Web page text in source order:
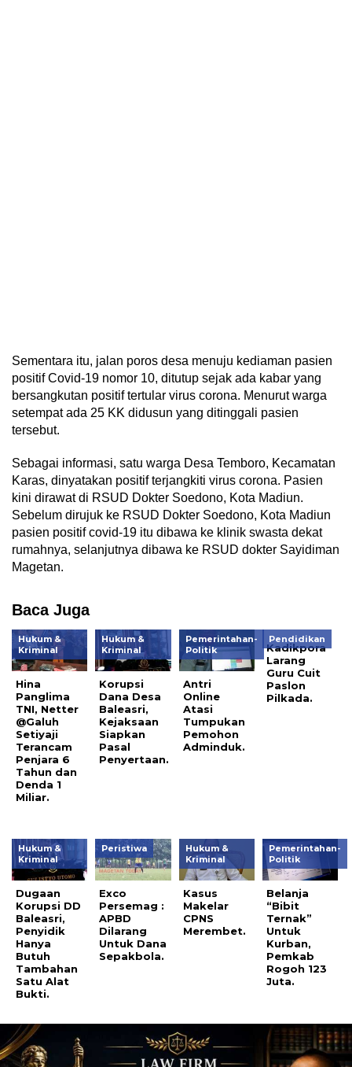
Sementara itu, jalan poros desa menuju kediaman pasien
positif Covid-19 nomor 10, ditutup sejak ada kabar yang
bersangkutan positif tertular virus corona. Menurut warga
setempat ada 25 KK didusun yang ditinggali pasien
tersebut.
Sebagai informasi, satu warga Desa Temboro, Kecamatan
Karas, dinyatakan positif terjangkiti virus corona. Pasien
kini dirawat di RSUD Dokter Soedono, Kota Madiun.
Sebelum dirujuk ke RSUD Dokter Soedono, Kota Madiun
pasien positif covid-19 itu dibawa ke klinik swasta dekat
rumahnya, selanjutnya dibawa ke RSUD dokter Sayidiman
Magetan.
Baca Juga
Hukum &
Kriminal
Hina
Panglima
TNI, Netter
@Galuh
Setiyaji
Terancam
Penjara 6
Tahun dan
Denda 1
Miliar.
Hukum &
Kriminal
Korupsi
Dana Desa
Baleasri,
Kejaksaan
Siapkan
Pasal
Penyertaan.
Pemerintahan-
Politik
Antri
Online
Atasi
Tumpukan
Pemohon
Adminduk.
Pendidikan
Kadikpora
Larang
Guru Cuit
Paslon
Pilkada.
Hukum &
Kriminal
Dugaan
Korupsi DD
Baleasri,
Penyidik
Hanya
Butuh
Tambahan
Satu Alat
Bukti.
Peristiwa
Exco
Persemag :
APBD
Dilarang
Untuk Dana
Sepakbola.
Hukum &
Kriminal
Kasus
Makelar
CPNS
Merembet.
Pemerintahan-
Politik
Belanja
“Bibit
Ternak”
Untuk
Kurban,
Pemkab
Rogoh 123
Juta.